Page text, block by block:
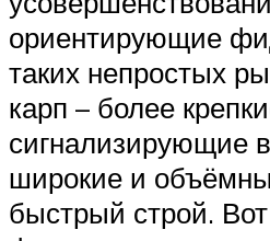
ориентирующие
таких непростых
карп – более
сигнализирующие
широкие и
быстрый строй.